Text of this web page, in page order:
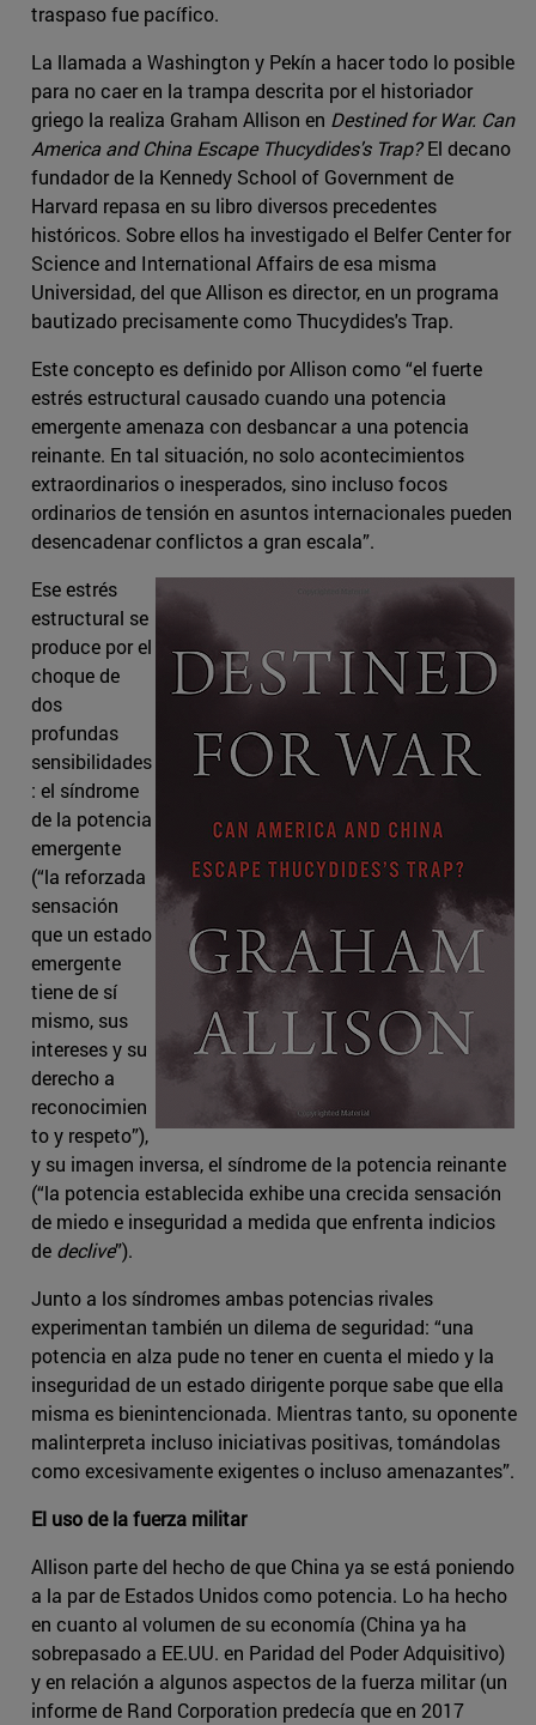
traspaso fue pacífico.
La llamada a Washington y Pekín a hacer todo lo posible
para no caer en la trampa descrita por el historiador
griego la realiza Graham Allison en Destined for War. Can
America and China Escape Thucydides's Trap?El decano
fundador de la Kennedy School of Government de
Harvard repasa en su libro diversos precedentes
históricos. Sobre ellos ha investigado el Belfer Center for
Science and International Affairs de esa misma
Universidad, del que Allison es director, en un programa
bautizado precisamente como Thucydides's Trap.
Este concepto es definido por Allison como “el fuerte
estrés estructural causado cuando una potencia
emergente amenaza con desbancar a una potencia
reinante. En tal situación, no solo acontecimientos
extraordinarios o inesperados, sino incluso focos
ordinarios de tensión en asuntos internacionales pueden
desencadenar conflictos a gran escala”.
Ese estrés
estructural se
produce por el
choque de
dos
profundas
sensibilidades
: el síndrome
de la potencia
emergente
(“la reforzada
sensación
que un estado
emergente
tiene de sí
mismo, sus
intereses y su
derecho a
reconocimien
to y respeto”),
y su imagen inversa, el síndrome de la potencia reinante
(“la potencia establecida exhibe una crecida sensación
de miedo e inseguridad a medida que enfrenta indicios
de declive”).
Junto a los síndromes ambas potencias rivales
experimentan también un dilema de seguridad: “una
potencia en alza pude no tener en cuenta el miedo y la
inseguridad de un estado dirigente porque sabe que ella
misma es bienintencionada. Mientras tanto, su oponente
malinterpreta incluso iniciativas positivas, tomándolas
como excesivamente exigentes o incluso amenazantes”.
El uso de la fuerza militar
Allison parte del hecho de que China ya se está poniendo
a la par de Estados Unidos como potencia. Lo ha hecho
en cuanto al volumen de su economía (China ya ha
sobrepasado a EE.UU. en Paridad del Poder Adquisitivo)
y en relación a algunos aspectos de la fuerza militar (un
informe de Rand Corporation predecía que en 2017